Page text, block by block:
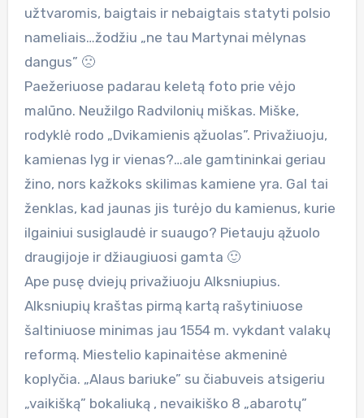
užtvaromis, baigtais ir nebaigtais statyti polsio
nameliais…žodžiu „ne tau Martynai mėlynas
dangus” 🙁
Paežeriuose padarau keletą foto prie vėjo
malūno. Neužilgo Radvilonių miškas. Miške,
rodyklė rodo „Dvikamienis ąžuolas”. Privažiuoju,
kamienas lyg ir vienas?…ale gamtininkai geriau
žino, nors kažkoks skilimas kamiene yra. Gal tai
ženklas, kad jaunas jis turėjo du kamienus, kurie
ilgainiui susiglaudė ir suaugo? Pietauju ąžuolo
draugijoje ir džiaugiuosi gamta 🙂
Ape pusę dviejų privažiuoju Alksniupius.
Alksniupių kraštas pirmą kartą rašytiniuose
šaltiniuose minimas jau 1554 m. vykdant valakų
reformą. Miestelio kapinaitėse akmeninė
koplyčia. „Alaus bariuke” su čiabuveis atsigeriu
„vaikišką” bokaliuką , nevaikiško 8 „abarotų”